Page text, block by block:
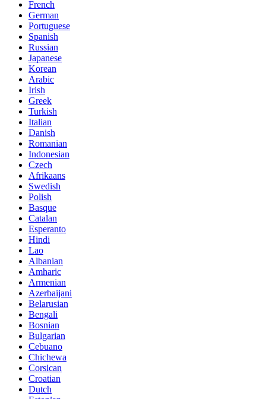
French
German
Portuguese
Spanish
Russian
Japanese
Korean
Arabic
Irish
Greek
Turkish
Italian
Danish
Romanian
Indonesian
Czech
Afrikaans
Swedish
Polish
Basque
Catalan
Esperanto
Hindi
Lao
Albanian
Amharic
Armenian
Azerbaijani
Belarusian
Bengali
Bosnian
Bulgarian
Cebuano
Chichewa
Corsican
Croatian
Dutch